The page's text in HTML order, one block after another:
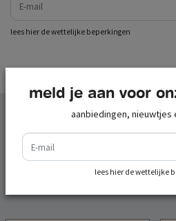
lees hier de wettelijke beperkingen
meld je aan voor
aanbiedingen, nieuwtjes
e-mail
lees hier de wettelijke